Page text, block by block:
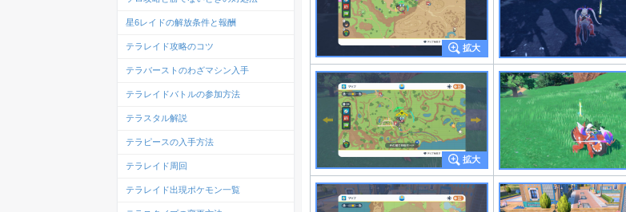
星6レイドの解放条件と報酬
テラレイド攻略のコツ
テラバーストのわざマシン入手
テラレイドバトルの参加方法
テラスタル解説
テラピースの入手方法
テラレイド周回
テラレイド出現ポケモン一覧